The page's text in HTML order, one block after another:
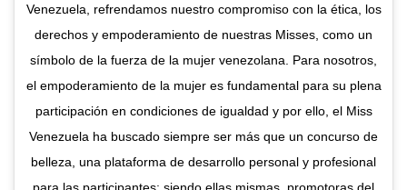
Venezuela, refrendamos nuestro compromiso con la ética, los
derechos y empoderamiento de nuestras Misses, como un
símbolo de la fuerza de la mujer venezolana. Para nosotros,
el empoderamiento de la mujer es fundamental para su plena
participación en condiciones de igualdad y por ello, el Miss
Venezuela ha buscado siempre ser más que un concurso de
belleza, una plataforma de desarrollo personal y profesional